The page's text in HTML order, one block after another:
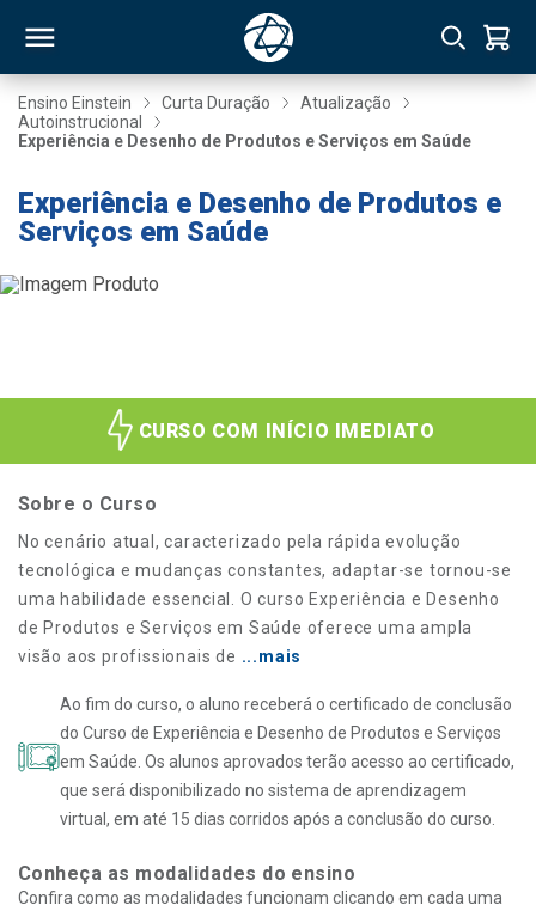
Ensino Einstein Curta Duração
Atualização
Autoinstrucional
Experiência e Desenho de Produtos e Serviços em Saúde
Experiência e Desenho de Produtos e
Serviços em Saúde
CURSO COM INÍCIO IMEDIATO
Sobre o Curso
No cenário atual, caracterizado pela rápida evolução
tecnológica e mudanças constantes, adaptar-se tornou-se
uma habilidade essencial. O curso Experiência e Desenho
de Produtos e Serviços em Saúde oferece uma ampla
visão aos profissionais de ...mais
Ao fim do curso, o aluno receberá o certificado de conclusão
do Curso de Experiência e Desenho de Produtos e Serviços
em Saúde. Os alunos aprovados terão acesso ao certificado,
que será disponibilizado no sistema de aprendizagem
virtual, em até 15 dias corridos após a conclusão do curso.
Conheça as modalidades do ensino
Confira como as modalidades funcionam clicando em cada uma